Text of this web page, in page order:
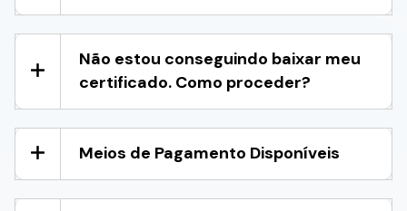
Não estou conseguindo baixar meu
certificado. Como proceder?
Meios de Pagamento Disponíveis